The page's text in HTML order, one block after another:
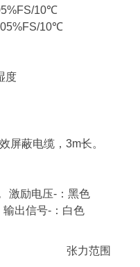
10℃
10℃
度
蔽电缆，3m长。
激励电压-：黑色
号-：白色
张力范围